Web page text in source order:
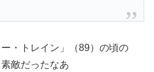
ー・トレイン」（89）の頃の
敵だったなあ